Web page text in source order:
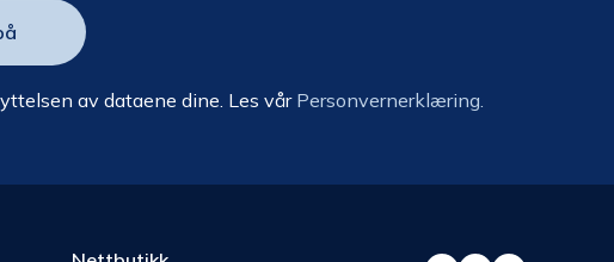
av dataene dine. Les vår Personvernerklæring.